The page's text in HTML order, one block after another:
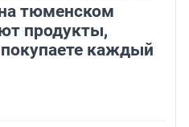
тюменском
продукты,
каждый